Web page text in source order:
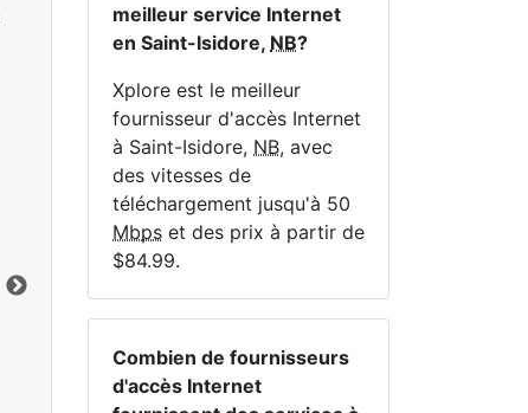
LTE 10 Unlimited
$84.99per month for 12 months
Terme du contrat: 12 mo.
Frais d'installation:
Vers le bas:10Mbps
En haut:2.5Mbps
Commandez Maintenant
meilleur service Internet
en Saint-Isidore, NB?
Xplore est le meilleur
fournisseur d'accès Internet
à Saint-Isidore, NB, avec
des vitesses de
téléchargement jusqu'à 50
Mbps et des prix à partir de
$84.99.
Combien de fournisseurs
d'accès Internet